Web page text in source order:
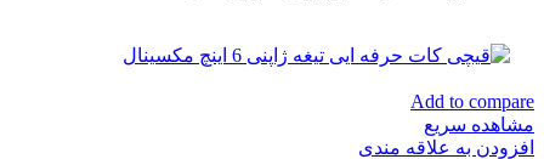
Add to compare
مشاهده سریع
افزودن به علاقه مندی